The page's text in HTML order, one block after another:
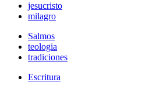
jesucristo
milagro
Salmos
teologia
tradiciones
Escritura